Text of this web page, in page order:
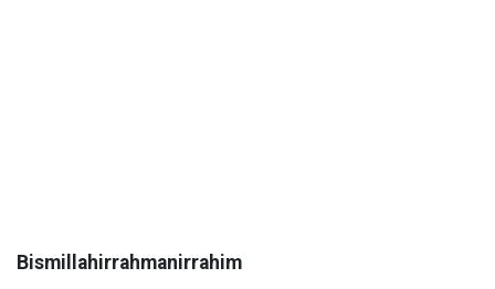
Bismillahirrahmanirrahim